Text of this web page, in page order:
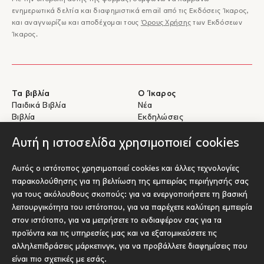
Αυτή η ιστοσελίδα χρησιμοποιεί cookies
Αυτός ο ιστότοπος χρησιμοποιεί cookies και άλλες τεχνολογίες
παρακολούθησης για τη βελτίωση της εμπειρίας περιήγησής σας
για τους ακόλουθους σκοπούς: για να ενεργοποιήσετε τη βασική
λειτουργικότητα του ιστότοπου, για να παρέχετε καλύτερη εμπειρία
στον ιστότοπο, για να μετρήσετε το ενδιαφέρον σας για τα
προϊόντα και τις υπηρεσίες μας και να εξατομικεύσετε τις
αλληλεπιδράσεις μάρκετινγκ, για να προβάλλετε διαφημίσεις που
είναι πιο σχετικές με εσάς.
ενημερωτικά δελτία και διαφημιστικά email από τις Εκδόσεις Ίκαρος,
και αναγνωρίζω και αποδέχομαι τους Όρους Χρήσης των Εκδόσεων
Ίκαρος.
Τα βιβλία
Παιδικά Βιβλία
Βιβλία
Ο Ίκαρος
Νέα
Εκδηλώσεις
Βοήθεια
Αποστολές & Επιστροφές
Πληρωμές & Ασφάλεια
Σχετικά με τα eBooks
Επικοινωνία
Για Συγγραφείς
Υποβολή έργου προς έκδοση
Socials